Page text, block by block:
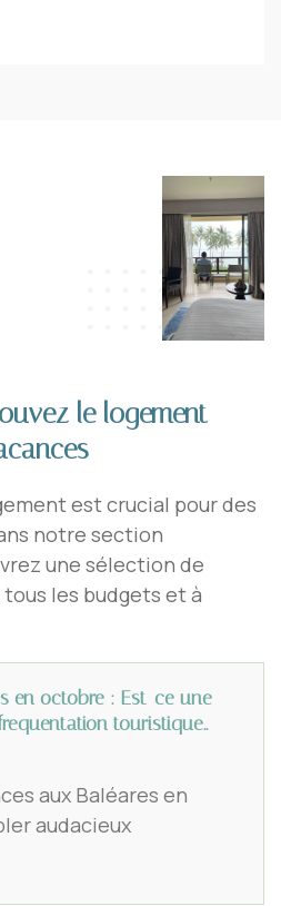
le logement
est crucial pour des
notre section
une sélection de
les budgets et à
en octobre : Est-ce une
touristique..
aux Baléares en
audacieux